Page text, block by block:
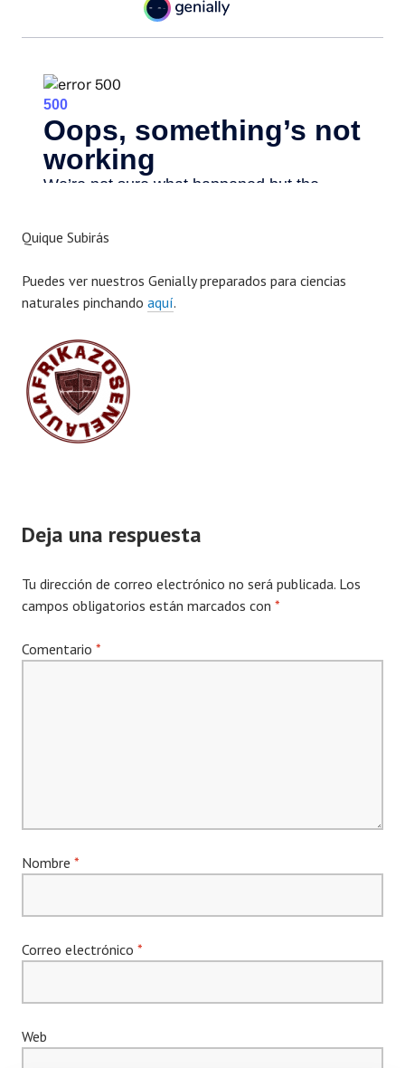
Quique Subirás
Puedes ver nuestros Genially preparados para ciencias
naturales pinchando aquí.
Deja una respuesta
Tu dirección de correo electrónico no será publicada. Los
campos obligatorios están marcados con *
Comentario *
Nombre *
Correo electrónico *
Web